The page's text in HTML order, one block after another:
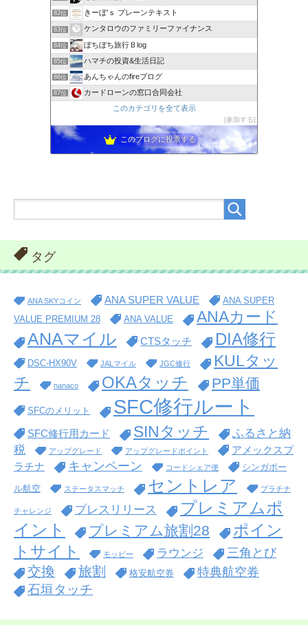
82位 きーぼ’ｓ プレーンテキスト
83位 ケンタロウのファミリーファイナンス
84位 ぼちぼち旅行Ｂlog
85位 ハマチの投資&生活日記
86位 あんちゃんのfireブログ
87位
カードローンの窓口合同会社
このカテゴリを全て表示
参加する
このブログに投票する
タグ
ANA SKYコイン ANA SUPER VALUE
ANA SUPER
VALUE PREMIUM 28
ANA VALUE ANAカード
ANAマイル CTSタッチ DIA修行
DSC-HX90V JALマイル JGC修行
KULタッ
チ
nanaco OKAタッチ PP単価
SFCのメリット SFC修行ルート
SFC修行用カード SINタッチ
ふるさと納
税
アップグレード アップグレードポイント
アメックスプ
ラチナ
キャンペーン コードシェア便 シンガポー
ル航空 ステータスマッチ セントレア プラチナ
チャレンジ プレスリリース
プレミアムポ
イント
プレミアム旅割28
ポイン
トサイト
モッピー ラウンジ 三角とび
交換 旅割 格安航空券 特典航空券
石垣タッチ